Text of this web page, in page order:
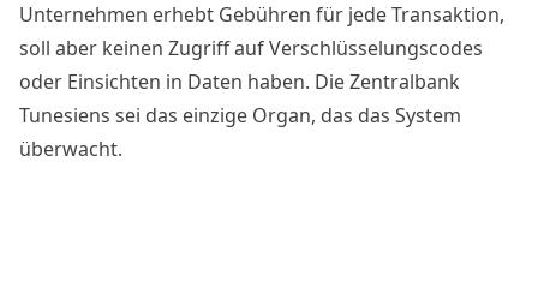
Unternehmen erhebt Gebühren für jede Transaktion,
soll aber keinen Zugriff auf Verschlüsselungscodes
oder Einsichten in Daten haben. Die Zentralbank
Tunesiens sei das einzige Organ, das das System
überwacht.